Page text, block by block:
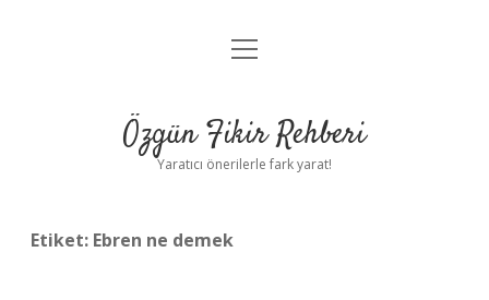
Gizlilik Politikası
Yasal Uyarı
menüyü
Özgün Fikir Rehberi
Yaratıcı önerilerle fark yarat!
Etiket: Ebren ne demek